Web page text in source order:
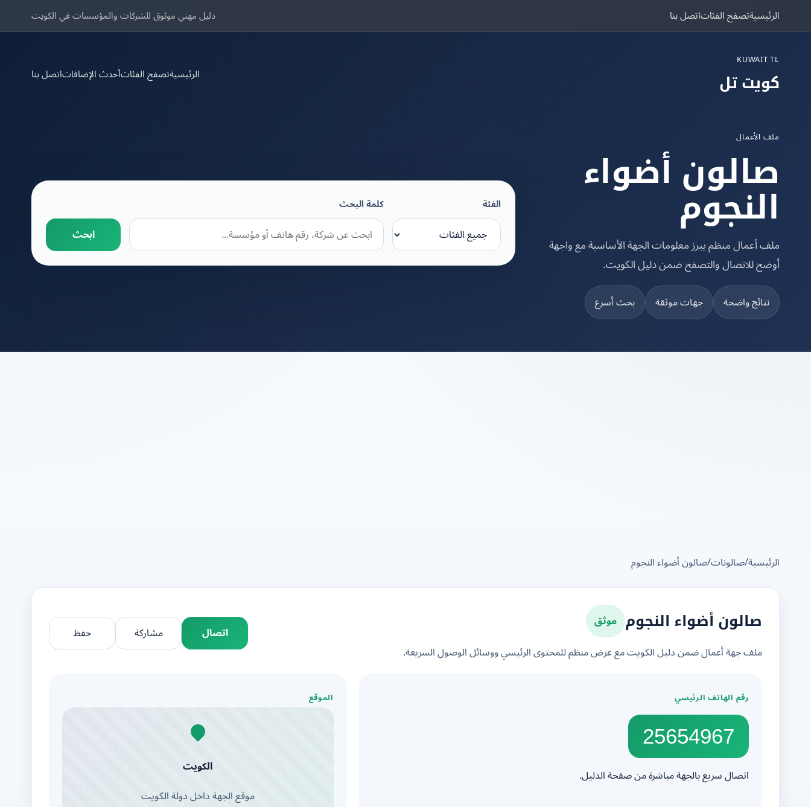
الرئيسيةتصفح الفئاتاتصل بنا دليل مهني موثوق للشركات والمؤسسات في الكويت
KUWAIT TL
كويت تل
الرئيسيةتصفح الفئاتأحدث الإضافاتاتصل بنا
ملف الأعمال
صالون أضواء
النجوم
ملف أعمال منظم يبرز معلومات الجهة الأساسية مع واجهة
أوضح للاتصال والتصفح ضمن دليل الكويت.
نتائج واضحة جهات موثقة بحث أسرع
الفئة كلمة البحث
ابحث
الرئيسية/صالونات/صالون أضواء النجوم
صالون أضواء النجوم موثق
ملف جهة أعمال ضمن دليل الكويت مع عرض منظم للمحتوى الرئيسي ووسائل الوصول السريعة.
اتصال مشاركة حفظ
رقم الهاتف الرئيسي
25654967
اتصال سريع بالجهة مباشرة من صفحة الدليل.
الموقع
الكويت
موقع الجهة داخل دولة الكويت